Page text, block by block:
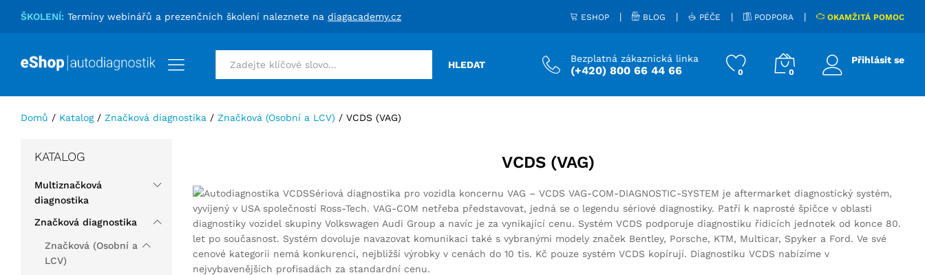
ŠKOLENÍ: Termíny webinářů a prezenčních školení naleznete na diagacademy.cz ESHOP | BLOG | PÉČE | PODPORA | OKAMŽITÁ POMOC
Vše HLEDAT
Bezplatná zákaznická linka
(+420) 800 66 44 66 0 0
Přihlásit se
Domů / Katalog / Značková diagnostika / Značková (Osobní a LCV) / VCDS (VAG)
VCDS (VAG)
Sériová diagnostika pro vozidla koncernu VAG – VCDS VAG-COM-DIAGNOSTIC-SYSTEM je aftermarket diagnostický systém,
vyvíjený v USA společností Ross-Tech. VAG-COM netřeba představovat, jedná se o legendu sériové diagnostiky. Patří k naprosté špičce v oblasti
diagnostiky vozidel skupiny Volkswagen Audi Group a navíc je za vynikající cenu. Systém VCDS podporuje diagnostiku řídicích jednotek od konce 80.
let po současnost. Systém dovoluje navazovat komunikaci také s vybranými modely značek Bentley, Porsche, KTM, Multicar, Spyker a Ford. Ve své
cenové kategorii nemá konkurenci, nejbližší výrobky v cenách do 10 tis. Kč pouze systém VCDS kopírují. Diagnostiku VCDS nabízíme v
nejvybavenějších profisadách za standardní cenu.
KATALOG
Multiznačková
diagnostika
Značková diagnostika
Značková (Osobní a
LCV)